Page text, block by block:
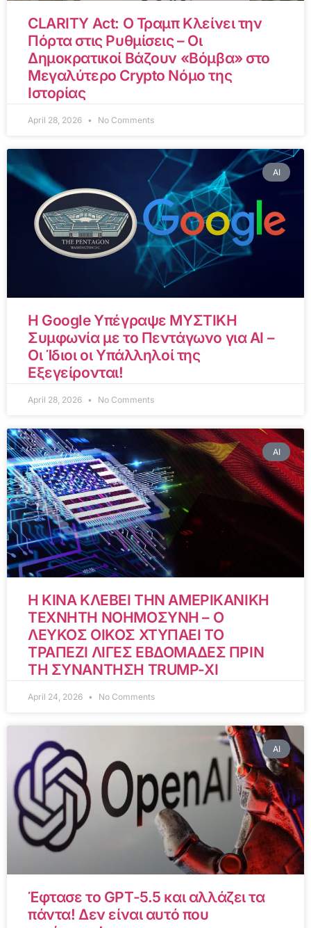
CLARITY Act: Ο Τραμπ Κλείνει την
Πόρτα στις Ρυθμίσεις – Οι
Δημοκρατικοί Βάζουν «Βόμβα» στο
Μεγαλύτερο Crypto Νόμο της
Ιστορίας
April 28, 2026 No Comments
AI
Η Google Υπέγραψε ΜΥΣΤΙΚΗ
Συμφωνία με το Πεντάγωνο για AI –
Οι Ίδιοι οι Υπάλληλοί της
Εξεγείρονται!
April 28, 2026 No Comments
AI
Η ΚΙΝΑ ΚΛΕΒΕΙ ΤΗΝ ΑΜΕΡΙΚΑΝΙΚΗ
ΤΕΧΝΗΤΗ ΝΟΗΜΟΣΥΝΗ – Ο
ΛΕΥΚΟΣ ΟΙΚΟΣ ΧΤΥΠΑΕΙ ΤΟ
ΤΡΑΠΕΖΙ ΛΙΓΕΣ ΕΒΔΟΜΑΔΕΣ ΠΡΙΝ
ΤΗ ΣΥΝΑΝΤΗΣΗ TRUMP-XI
April 24, 2026 No Comments
AI
Έφτασε το GPT-5.5 και αλλάζει τα
πάντα! Δεν είναι αυτό που